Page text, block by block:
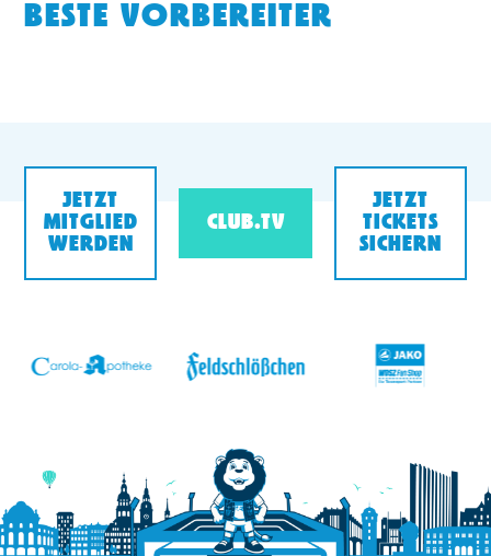
BESTE VORBEREITER
JETZT
MITGLIED
WERDEN
CLUB.TV
JETZT
TICKETS
SICHERN